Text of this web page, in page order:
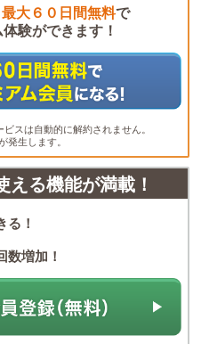
最大６０日間無料で
験ができます！
スは自動的に解約されません。
生します。
る機能が満載！
！
数増加！